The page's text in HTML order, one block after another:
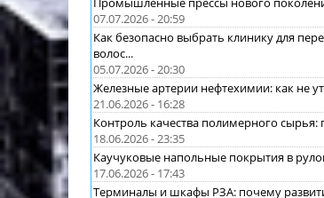
07.07.2026 - 20:59
Как безопасно выбрать клинику для
волос...
05.07.2026 - 20:30
Железные артерии нефтехимии: как не
21.06.2026 - 16:28
Контроль качества полимерного сырья:
18.06.2026 - 23:35
Каучуковые напольные покрытия в
17.06.2026 - 17:43
Терминалы и шкафы РЗА: почему